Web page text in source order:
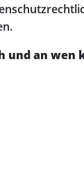
an wen